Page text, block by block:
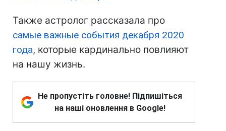
Также астролог рассказала про
самые важные события декабря 2020
года, которые кардинально повлияют
на нашу жизнь.
Не пропустіть головне! Підпишіться
на наші оновлення в Google!